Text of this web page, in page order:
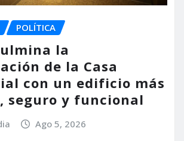
POLÍTICA
la
de la Casa
con un edificio más
seguro y funcional
Ago 5, 2026